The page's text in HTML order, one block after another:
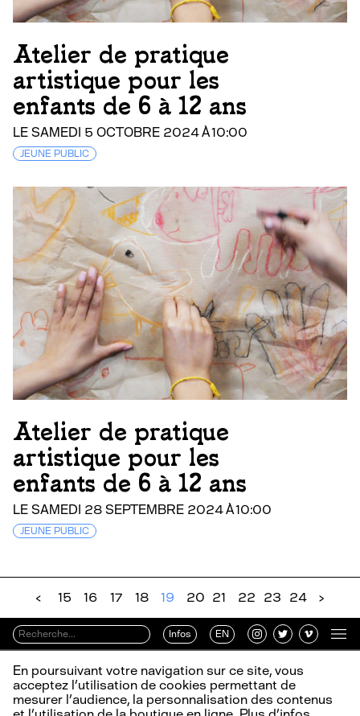
Atelier de pratique
artistique pour les
enfants de 6 à 12 ans
LE SAMEDI 5 OCTOBRE 2024 À 10:00
JEUNE PUBLIC
Atelier de pratique
artistique pour les
enfants de 6 à 12 ans
LE SAMEDI 28 SEPTEMBRE 2024 À 10:00
JEUNE PUBLIC
‹ 15 16 17 18 19 20 21 22 23 24 ›
Infos EN
En poursuivant votre navigation sur ce site, vous
acceptez l’utilisation de cookies permettant de
mesurer l’audience, la personnalisation des contenus